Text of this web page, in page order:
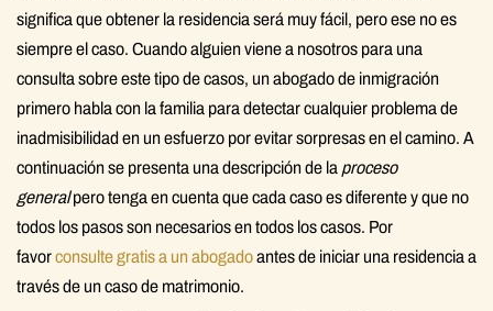
significa que obtener la residencia será muy fácil, pero ese no es
siempre el caso. Cuando alguien viene a nosotros para una
consulta sobre este tipo de casos, un abogado de inmigración
primero habla con la familia para detectar cualquier problema de
inadmisibilidad en un esfuerzo por evitar sorpresas en el camino. A
continuación se presenta una descripción de la proceso
generalpero tenga en cuenta que cada caso es diferente y que no
todos los pasos son necesarios en todos los casos. Por
favorconsulte gratis a un abogadoantes de iniciar una residencia a
través de un caso de matrimonio.